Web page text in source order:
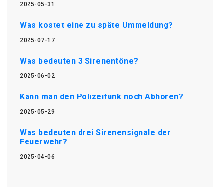
2025-05-31
Was kostet eine zu späte Ummeldung?
2025-07-17
Was bedeuten 3 Sirenentöne?
2025-06-02
Kann man den Polizeifunk noch Abhören?
2025-05-29
Was bedeuten drei Sirenensignale der
Feuerwehr?
2025-04-06